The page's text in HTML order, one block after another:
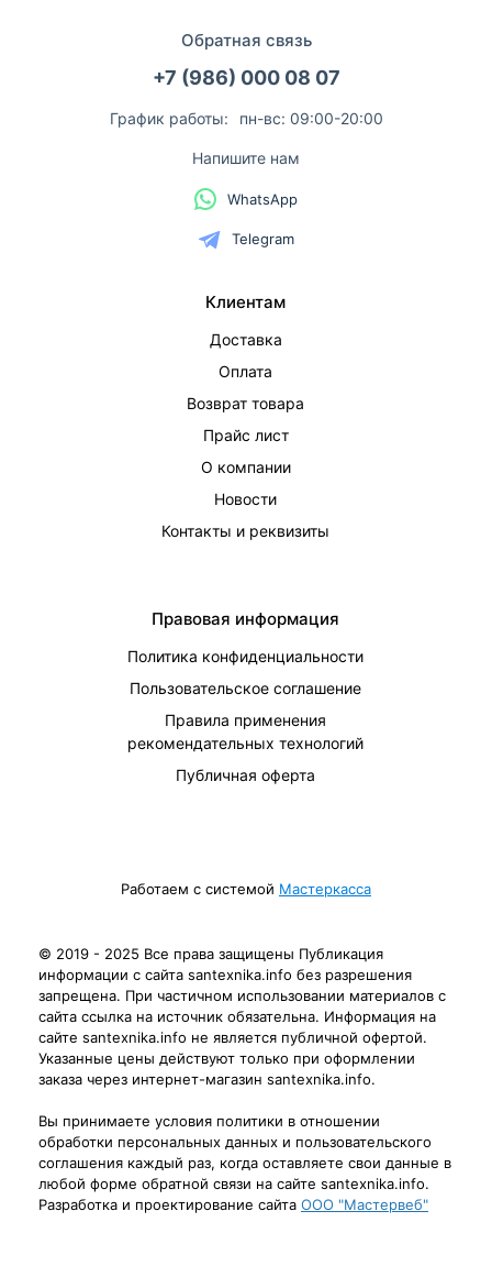
Обратная связь
+7 (986) 000 08 07
График работы: пн-вс: 09:00-20:00
Напишите нам
WhatsApp
Telegram
Клиентам
Доставка
Оплата
Возврат товара
Прайс лист
О компании
Новости
Контакты и реквизиты
Правовая информация
Политика конфиденциальности
Пользовательское соглашение
Правила применения
рекомендательных технологий
Публичная оферта
Работаем с системой Мастеркасса
© 2019 - 2025 Все права защищены Публикация
информации с сайта santexnika.info без разрешения
запрещена. При частичном использовании материалов с
сайта ссылка на источник обязательна. Информация на
сайте santexnika.info не является публичной офертой.
Указанные цены действуют только при оформлении
заказа через интернет-магазин santexnika.info.
Вы принимаете условия политики в отношении
обработки персональных данных и пользовательского
соглашения каждый раз, когда оставляете свои данные в
любой форме обратной связи на сайте santexnika.info.
Разработка и проектирование сайта ООО "Мастервеб"